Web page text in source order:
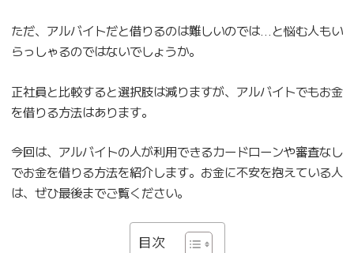
ただ、アルバイトだと借りるのは難しいのでは…と悩む人もい
らっしゃるのではないでしょうか。
正社員と比較すると選択肢は減りますが、アルバイトでもお金
を借りる方法はあります。
今回は、アルバイトの人が利用できるカードローンや審査なし
でお金を借りる方法を紹介します。お金に不安を抱えている人
は、ぜひ最後までご覧ください。
目次